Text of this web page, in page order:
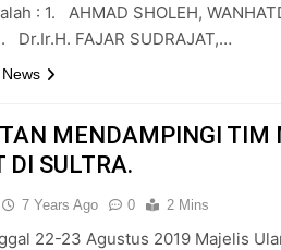
: 1. AHMAD SHOLEH,
Dr.Ir.H. FAJAR SUDRAJAT,…
MENDAMPINGI TIM
DI SULTRA.
7 Years Ago 0 2 Mins
22-23 Agustus 2019 Majelis